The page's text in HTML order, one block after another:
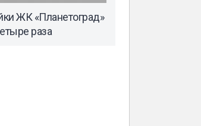
ЖК «Планетоград»
раза